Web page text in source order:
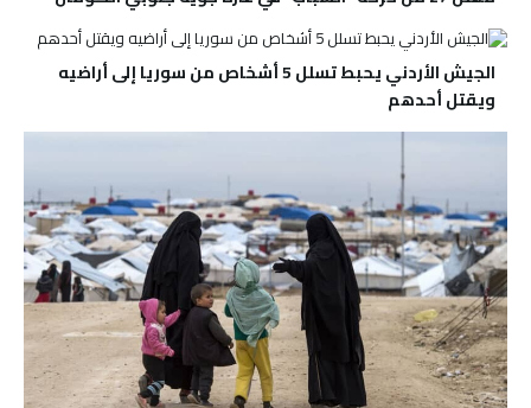
الجيش الأردني يحبط تسلل 5 أشخاص من سوريا إلى أراضيه
ويقتل أحدهم